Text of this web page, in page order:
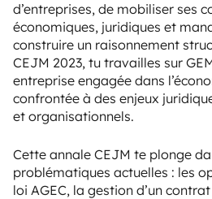
d’entreprises, de mobiliser ses
économiques, juridiques et
construire un raisonnement
CEJM 2023, tu travailles sur
entreprise engagée dans
confrontée à des enjeux
et organisationnels.
Cette annale CEJM te plonge
problématiques actuelles : les
loi AGEC, la gestion d’un